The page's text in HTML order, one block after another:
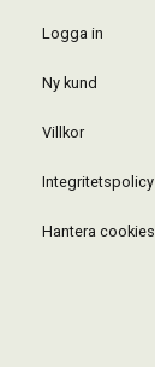
Logga in
Ny kund
Villkor
Integritetspolicy
Hantera cookies